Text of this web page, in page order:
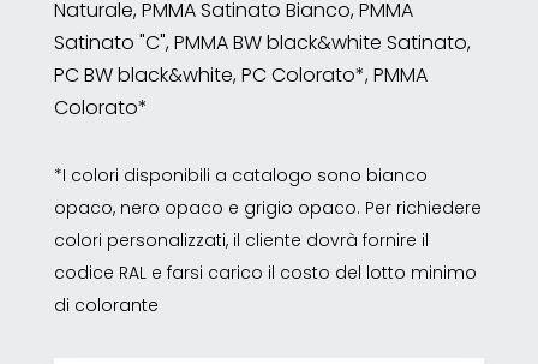
Naturale, PMMA Satinato Bianco, PMMA
Satinato "C", PMMA BW black&white Satinato,
PC BW black&white, PC Colorato*, PMMA
Colorato*
*I colori disponibili a catalogo sono bianco
opaco, nero opaco e grigio opaco. Per richiedere
colori personalizzati, il cliente dovrà fornire il
codice RAL e farsi carico il costo del lotto minimo
di colorante